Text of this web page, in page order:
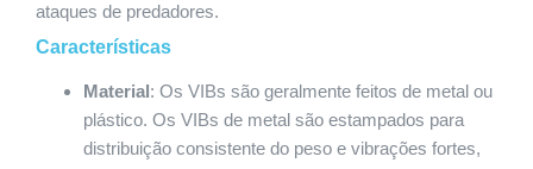
ataques de predadores.
Características
Material: Os VIBs são geralmente feitos de metal ou
plástico. Os VIBs de metal são estampados para
distribuição consistente do peso e vibrações fortes,